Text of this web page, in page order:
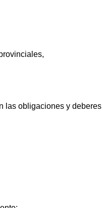
las obligaciones y